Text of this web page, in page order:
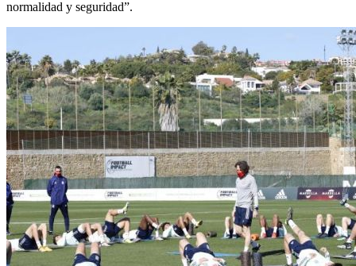
normalidad y seguridad”.